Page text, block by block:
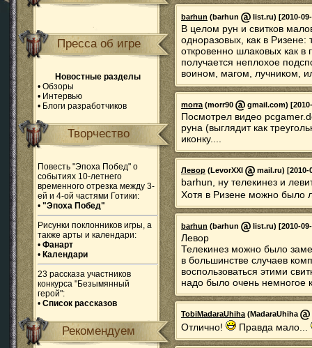
Пресса об игре
Новостные разделы
• Обзоры
• Интервью
• Блоги разработчиков
Творчество
Повесть "Эпоха Побед" о
событиях 10-летнего
временного отрезка между 3-
ей и 4-ой частями Готики:
• "Эпоха Побед"
Рисунки поклонников игры, а
также арты и календари:
• Фанарт
• Календари
23 рассказа участников
конкурса "Безымянный
герой":
• Список рассказов
Рекомендуем
barhun (barhun list.ru) [2010-
В целом рун и свитков
одноразовых, как в Ризене:
откровенно шлаковых как в
получается неплохое
воином, магом, лучником,
morra(morr90 gmail.com)
Посмотрел видео
руна (выглядит как
иконку....
Левор (LevorXXI mail.ru) [2010-
barhun, ну телекинез и
Хотя в Ризене можно было
barhun (barhun list.ru) [2010-
Левор
Телекинез можно было
в большинстве случаев
воспользоваться этими
надо было очень немногое
TobiMadaraUhiha(MadaraUhiha
Отлично! Правда мало...